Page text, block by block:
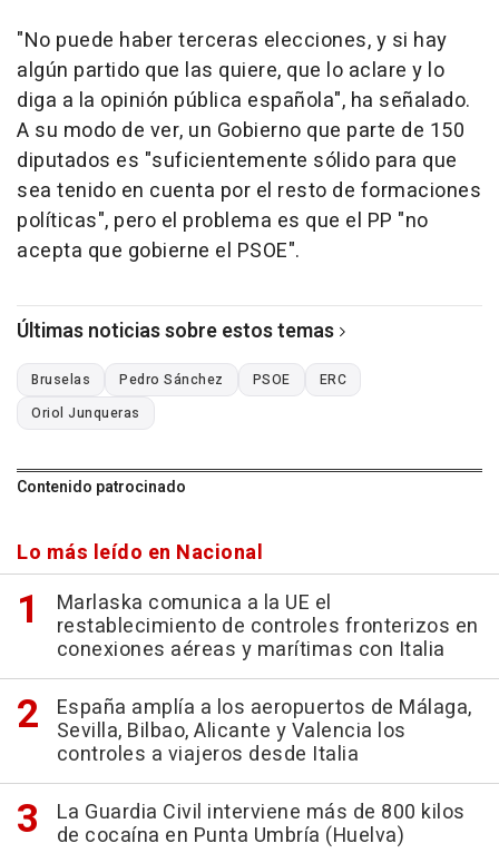
"No puede haber terceras elecciones, y si hay
algún partido que las quiere, que lo aclare y lo
diga a la opinión pública española", ha señalado.
A su modo de ver, un Gobierno que parte de 150
diputados es "suficientemente sólido para que
sea tenido en cuenta por el resto de formaciones
políticas", pero el problema es que el PP "no
acepta que gobierne el PSOE".
Últimas noticias sobre estos temas
Bruselas Pedro Sánchez PSOE
ERC
Oriol Junqueras
Contenido patrocinado
Lo más leído en Nacional
Marlaska comunica a la UE el
restablecimiento de controles fronterizos en
conexiones aéreas y marítimas con Italia
España amplía a los aeropuertos de Málaga,
Sevilla, Bilbao, Alicante y Valencia los
controles a viajeros desde Italia
La Guardia Civil interviene más de 800 kilos
de cocaína en Punta Umbría (Huelva)